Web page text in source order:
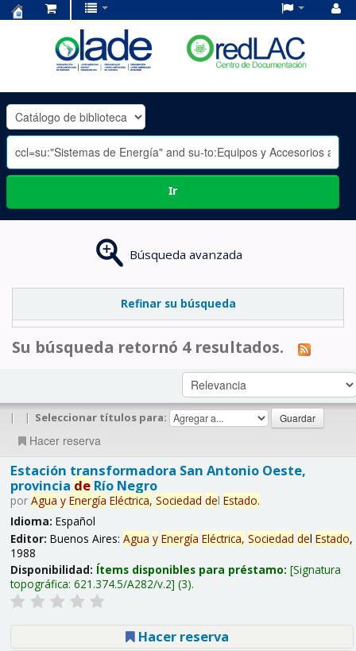
OLADE
-
Ir
Búsqueda avanzada
Refinar su búsqueda
Su búsqueda retornó 4 resultados.
| | Seleccionar títulos para:
Hacer reserva
Estación transformadora San Antonio Oeste,
provincia deRío Negro
por Agua y Energía Eléctrica, Sociedad del Estado.
Idioma: Español
Editor: Buenos Aires: Agua y Energía Eléctrica, Sociedad del Estado,
1988
Disponibilidad: Ítems disponibles para préstamo: Signatura
topográfica: 621.374.5/A282/v.2 (3).
Hacer reserva